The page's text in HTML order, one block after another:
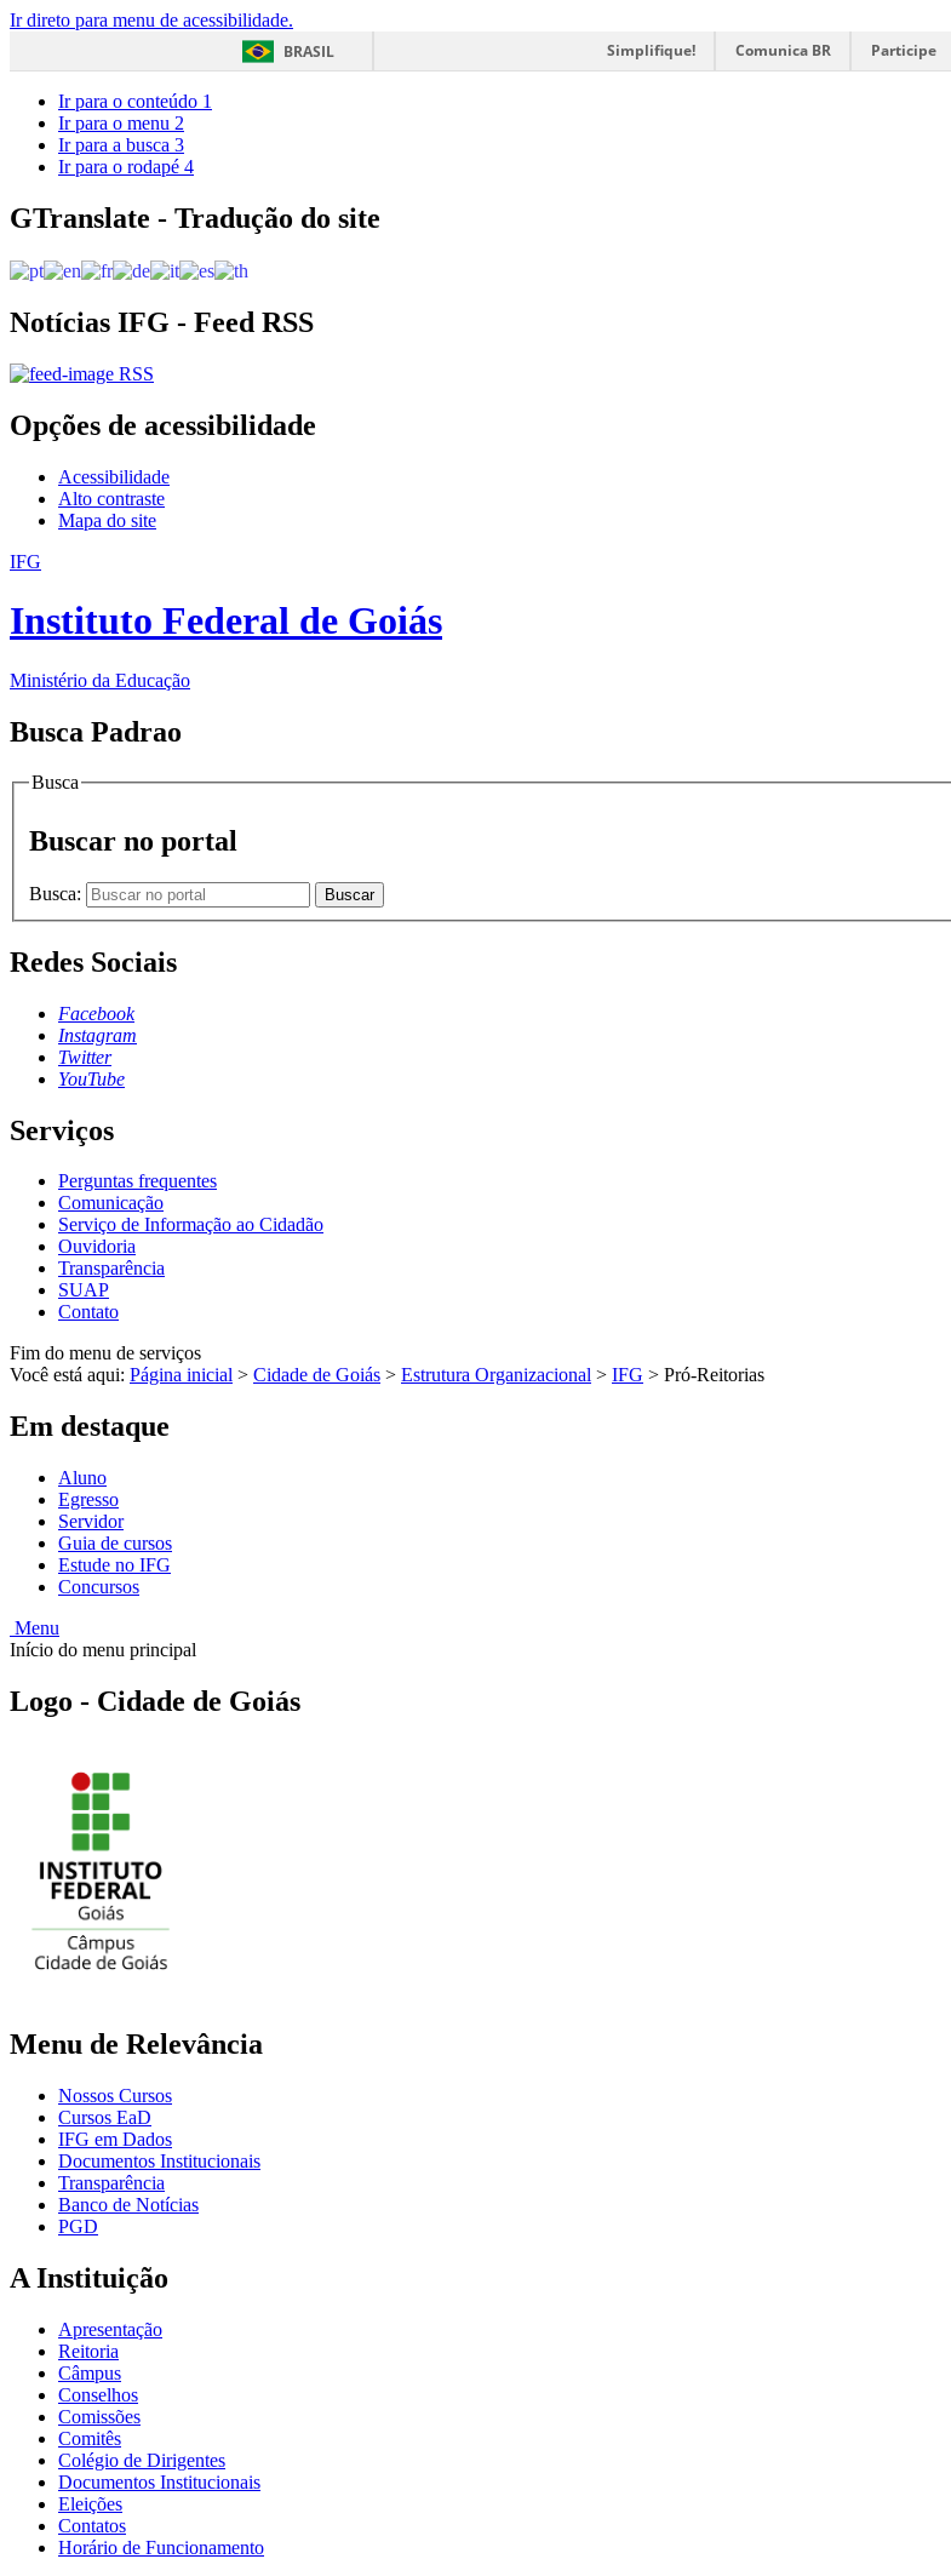
Ir direto para menu de acessibilidade.
BRASIL
Simplifique! Comunica BR Participe
Ir para o conteúdo 1
Ir para o menu 2
Ir para a busca 3
Ir para o rodapé 4
GTranslate - Tradução do site
Notícias IFG - Feed RSS
RSS
Opções de acessibilidade
Acessibilidade
Alto contraste
Mapa do site
IFG
Instituto Federal de Goiás
Ministério da Educação
Busca Padrao
Busca
Buscar no portal
Busca: Buscar
Redes Sociais
Facebook
Instagram
Twitter
YouTube
Serviços
Perguntas frequentes
Comunicação
Serviço de Informação ao Cidadão
Ouvidoria
Transparência
SUAP
Contato
Fim do menu de serviços
Você está aqui: Página inicial > Cidade de Goiás > Estrutura Organizacional > IFG > Pró-Reitorias
Em destaque
Aluno
Egresso
Servidor
Guia de cursos
Estude no IFG
Concursos
Menu
Início do menu principal
Logo - Cidade de Goiás
Menu de Relevância
Nossos Cursos
Cursos EaD
IFG em Dados
Documentos Institucionais
Transparência
Banco de Notícias
PGD
A Instituição
Apresentação
Reitoria
Câmpus
Conselhos
Comissões
Comitês
Colégio de Dirigentes
Documentos Institucionais
Eleições
Contatos
Horário de Funcionamento